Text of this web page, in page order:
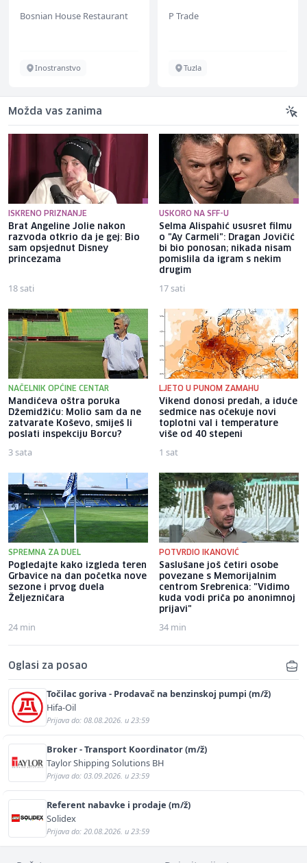
Bosnian House Restaurant
Inostranstvo
P Trade
Tuzla
Možda vas zanima
ISKRENO PRIZNANJE
Brat Angeline Jolie nakon
razvoda otkrio da je gej: Bio
sam opsjednut Disney
princezama
18 sati
USKORO NA SFF-U
Selma Alispahić ususret filmu
o "Ay Carmeli": Dragan Jovičić
bi bio ponosan; nikada nisam
pomislila da igram s nekim
drugim
17 sati
NAČELNIK OPĆINE CENTAR
Mandićeva oštra poruka
Džemidžiću: Molio sam da ne
zatvarate Koševo, smiješ li
poslati inspekciju Borcu?
3 sata
LJETO U PUNOM ZAMAHU
Vikend donosi predah, a iduće
sedmice nas očekuje novi
toplotni val i temperature
više od 40 stepeni
1 sat
SPREMNA ZA DUEL
Pogledajte kako izgleda teren
Grbavice na dan početka nove
sezone i prvog duela
Željezničara
24 min
POTVRDIO IKANOVIĆ
Saslušane još četiri osobe
povezane s Memorijalnim
centrom Srebrenica: "Vidimo
kuda vodi priča po anonimnoj
prijavi"
34 min
Oglasi za posao
Točilac goriva - Prodavač na benzinskoj pumpi (m/ž)
Hifa-Oil
Prijava do: 08.08.2026. u 23:59
Broker - Transport Koordinator (m/ž)
Taylor Shipping Solutions BH
Prijava do: 03.09.2026. u 23:59
Referent nabavke i prodaje (m/ž)
Solidex
Prijava do: 20.08.2026. u 23:59